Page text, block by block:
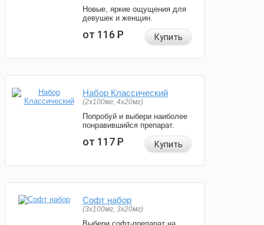
Новые, яркие ощущения для
девушек и женщин.
от 116Р Купить
Набор Классический
(2x100мг, 4x20мг)
Попробуй и выбери наиболее
понравившийся препарат.
от 117Р Купить
Софт набор
(3x100мг, 3x20мг)